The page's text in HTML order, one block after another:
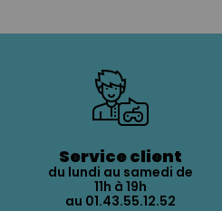
Service client
du lundi au samedi de
11h à 19h
au 01.43.55.12.52